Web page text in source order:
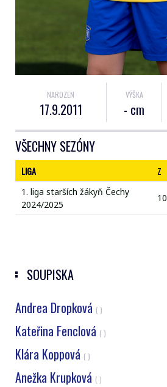
NAROZEN
17.9.2011
VÝŠKA
- cm
VŠECHNY SEZÓNY
LIGA Z
1. liga starších žákyň Čechy
2024/2025
10
SOUPISKA
Andrea Dropková ( )
Kateřina Fenclová ( )
Klára Koppová ( )
Anežka Krupková ( )